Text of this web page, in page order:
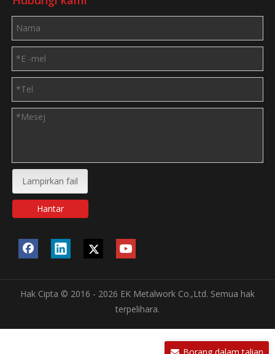
Lampirkan fail
Hantar
Hak Cipta © 2016 - 2026 EK Metalwork Co.,Ltd. Semua hak
terpelihara.